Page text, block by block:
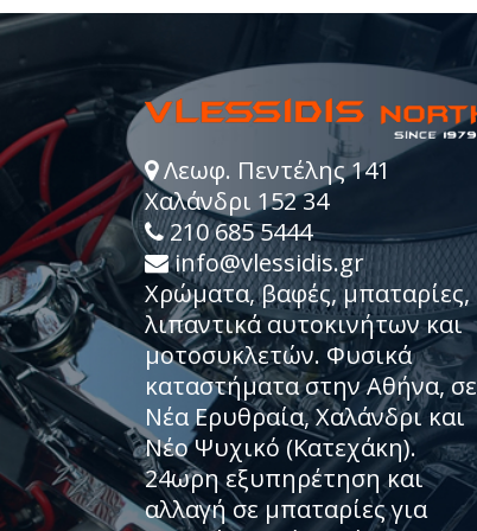
Λεωφ. Πεντέλης 141
Χαλάνδρι 152 34
210 685 5444
info@vlessidis.gr
Χρώματα, βαφές, μπαταρίες,
λιπαντικά αυτοκινήτων και
μοτοσυκλετών. Φυσικά
καταστήματα στην Αθήνα, σε
Νέα Ερυθραία, Χαλάνδρι και
Νέο Ψυχικό (Κατεχάκη).
24ωρη εξυπηρέτηση και
αλλαγή σε μπαταρίες για